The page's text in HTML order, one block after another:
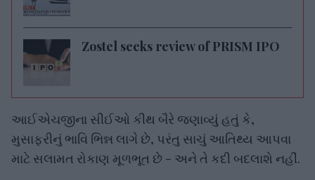
Zostel seeks review of PRISM IPO
આઈએચજીના સીઈઓ કીથ બૈરે જણાવ્યું હતું કે,
મુસાફરીનું ભાવિ ભિન્ન લાગે છે, પરંતુ સાચું આતિથ્ય આપવા
માટે સલામત રોકાણ મૂળભૂત છે - અને તે કદી બદલાશે નહીં.